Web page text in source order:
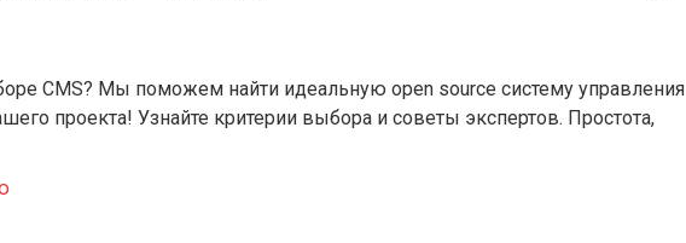
CMS? Мы поможем найти идеальную open source систему управления
проекта! Узнайте критерии выбора и советы экспертов. Простота,